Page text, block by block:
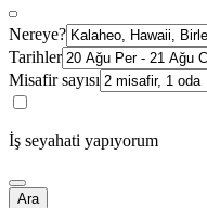
Nereye?
Tarihler
Misafir sayısı
İş seyahati yapıyorum
Ara